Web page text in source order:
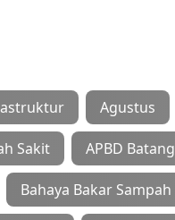
Agustus
Sakit APBD Batang
Bahaya Bakar Sampah